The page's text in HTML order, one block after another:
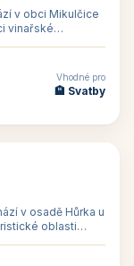
v obci Mikulčice
vinařské
Vhodné pro
🏨 Svatby
v osadě Hůrka u
oblasti